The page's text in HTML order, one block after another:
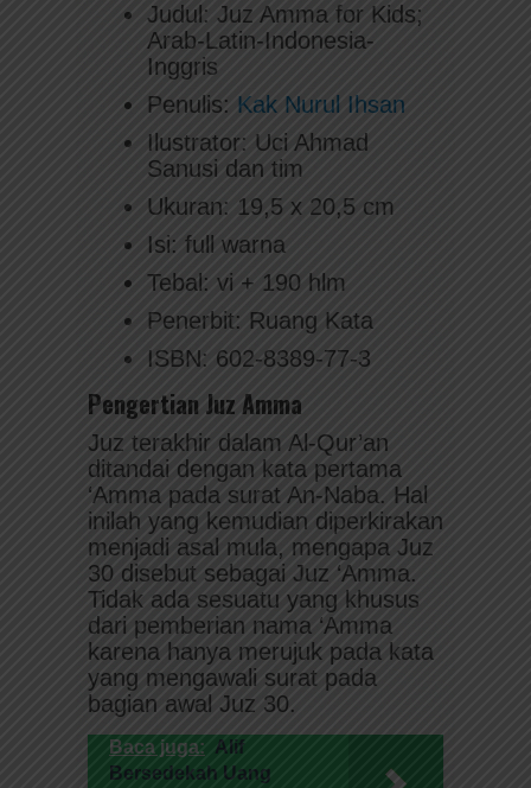
Judul: Juz Amma for Kids;
Arab-Latin-Indonesia-
Inggris
Penulis: Kak Nurul Ihsan
Ilustrator: Uci Ahmad
Sanusi dan tim
Ukuran: 19,5 x 20,5 cm
Isi: full warna
Tebal: vi + 190 hlm
Penerbit: Ruang Kata
ISBN: 602-8389-77-3
Pengertian Juz Amma
Juz terakhir dalam Al-Qur’an
ditandai dengan kata pertama
‘Amma pada surat An-Naba. Hal
inilah yang kemudian diperkirakan
menjadi asal mula, mengapa Juz
30 disebut sebagai Juz ‘Amma.
Tidak ada sesuatu yang khusus
dari pemberian nama ‘Amma
karena hanya merujuk pada kata
yang mengawali surat pada
bagian awal Juz 30.
Baca juga: Alif
Bersedekah Uang